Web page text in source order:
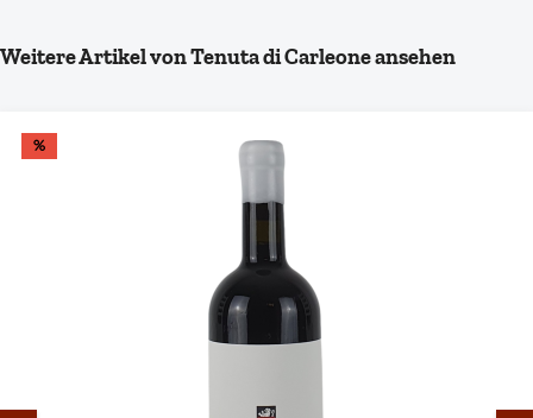
Produktgalerie überspringen
Weitere Artikel von Tenuta di Carleone ansehen
%